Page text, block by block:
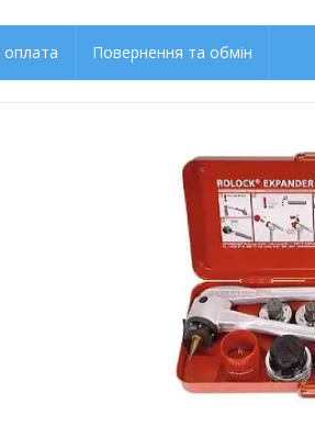
оплата Повернення та обмін